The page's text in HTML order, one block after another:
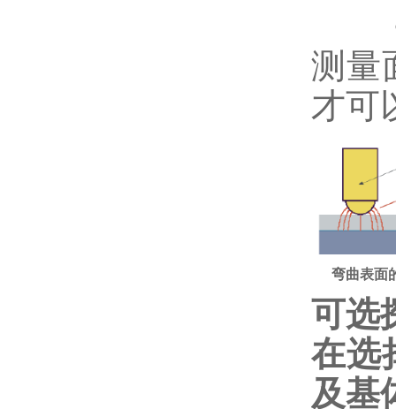
•
测量
才可
弯曲表面
可选
在选
及基